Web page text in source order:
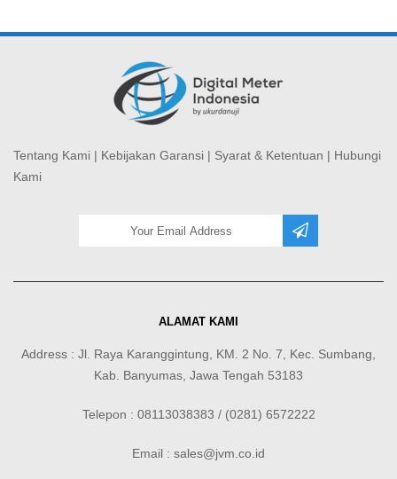
Tentang Kami | Kebijakan Garansi | Syarat & Ketentuan | Hubungi
Kami
ALAMAT KAMI
Address : Jl. Raya Karanggintung, KM. 2 No. 7, Kec. Sumbang,
Kab. Banyumas, Jawa Tengah 53183
Telepon : 08113038383 / (0281) 6572222
Email : sales@jvm.co.id